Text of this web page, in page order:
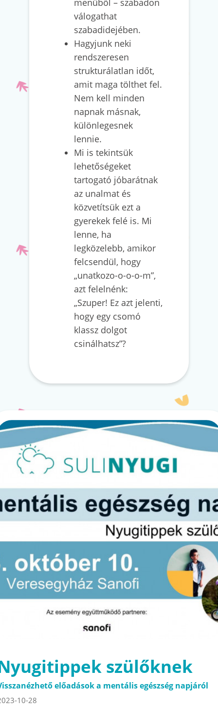
válogathat
szabadidejében.
Hagyjunk neki
rendszeresen
strukturálatlan időt,
amit maga tölthet fel.
Nem kell minden
napnak másnak,
különlegesnek
lennie.
Mi is tekintsük
lehetőségeket
tartogató jóbarátnak
az unalmat és
közvetítsük ezt a
gyerekek felé is. Mi
lenne, ha
legközelebb, amikor
felcsendül, hogy
„unatkozo-o-o-o-m”,
azt felelnénk:
„Szuper! Ez azt jelenti,
hogy egy csomó
klassz dolgot
csinálhatsz”?
szülőknek
előadások a mentális egészség napjáról
10-28